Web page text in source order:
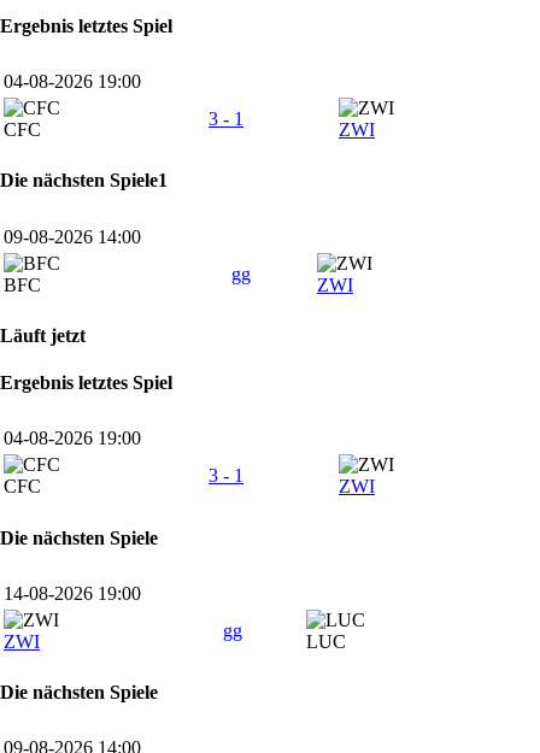
Ergebnis letztes Spiel
04-08-2026 19:00
CFC
3 - 1
ZWI
Die nächsten Spiele1
09-08-2026 14:00
BFC
gg
ZWI
Läuft jetzt
Ergebnis letztes Spiel
04-08-2026 19:00
CFC
3 - 1
ZWI
Die nächsten Spiele
14-08-2026 19:00
ZWI
gg
LUC
Die nächsten Spiele
09-08-2026 14:00